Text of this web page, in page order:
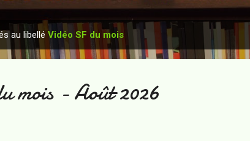
MENTIONS LÉGALES
au libellé Vidéo SF du mois
mois - Août 2026